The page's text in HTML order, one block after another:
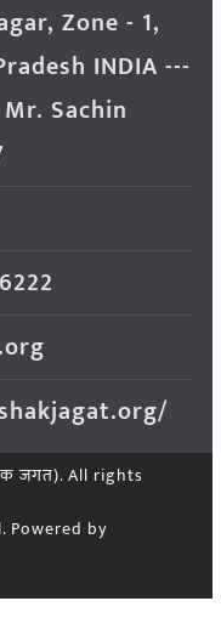
Zone - 1,
INDIA ---
Sachin
जगत). All rights
Powered by